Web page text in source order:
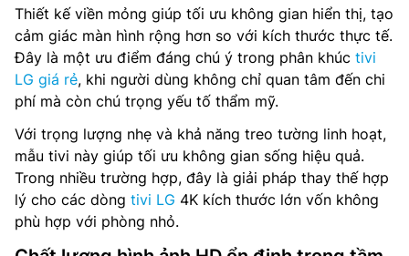
Thiết kế viền mỏng giúp tối ưu không gian hiển thị, tạo
cảm giác màn hình rộng hơn so với kích thước thực tế.
Đây là một ưu điểm đáng chú ý trong phân khúc tivi
LG giá rẻ, khi người dùng không chỉ quan tâm đến chi
phí mà còn chú trọng yếu tố thẩm mỹ.
Với trọng lượng nhẹ và khả năng treo tường linh hoạt,
mẫu tivi này giúp tối ưu không gian sống hiệu quả.
Trong nhiều trường hợp, đây là giải pháp thay thế hợp
lý cho các dòng tivi LG 4K kích thước lớn vốn không
phù hợp với phòng nhỏ.